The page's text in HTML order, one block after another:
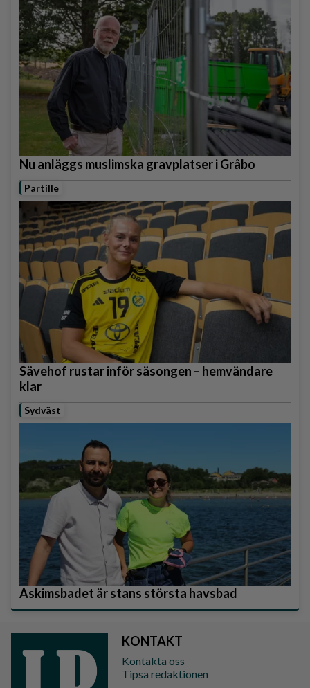
Nu anläggs muslimska gravplatser i Gråbo
Partille
Sävehof rustar inför säsongen – hemvändare
klar
Sydväst
Askimsbadet är stans största havsbad
KONTAKT
Kontakta oss
Tipsa redaktionen